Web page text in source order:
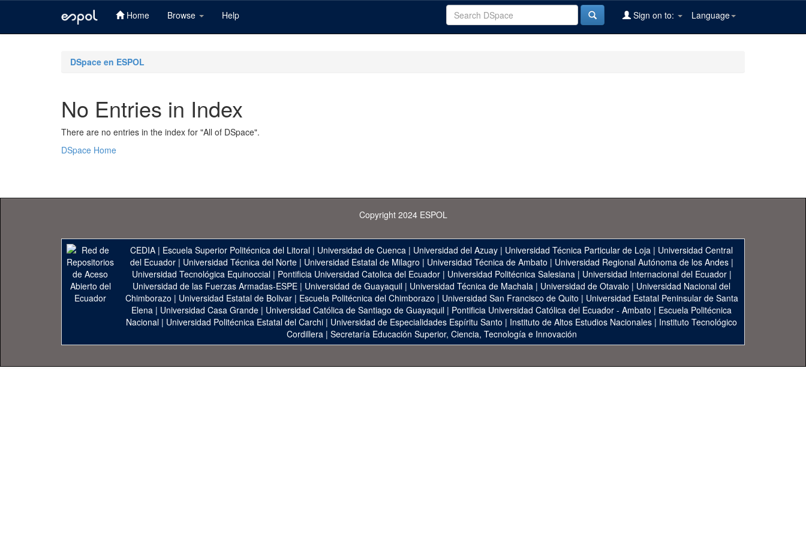
Home Browse Help Language
Sign on to:
DSpace en ESPOL
No Entries in Index
There are no entries in the index for "All of DSpace".
DSpace Home
Copyright 2024 ESPOL
CEDIA | Escuela Superior Politécnica del Litoral | Universidad de Cuenca | Universidad del Azuay | Universidad Técnica Particular de Loja | Universidad Central
del Ecuador| Universidad Técnica del Norte| Universidad Estatal de Milagro | Universidad Técnica de Ambato | Universidad Regional Autónoma de los Andes|
Universidad Tecnológica Equinoccial| Pontificia Universidad Catolica del Ecuador| Universidad Politécnica Salesiana| Universidad Internacional del Ecuador|
Universidad de las Fuerzas Armadas-ESPE | Universidad de Guayaquil | Universidad Técnica de Machala | Universidad de Otavalo | Universidad Nacional del
Chimborazo | Universidad Estatal de Bolivar| Escuela Politécnica del Chimborazo | Universidad San Francisco de Quito | Universidad Estatal Peninsular de Santa
Elena | Universidad Casa Grande | Universidad Católica de Santiago de Guayaquil | Pontificia Universidad Católica del Ecuador - Ambato | Escuela Politécnica
Nacional | Universidad Politécnica Estatal del Carchi | Universidad de Especialidades Espíritu Santo | Instituto de Altos Estudios Nacionales | Instituto Tecnológico
Cordillera| Secretaría Educación Superior, Ciencia, Tecnología e Innovación